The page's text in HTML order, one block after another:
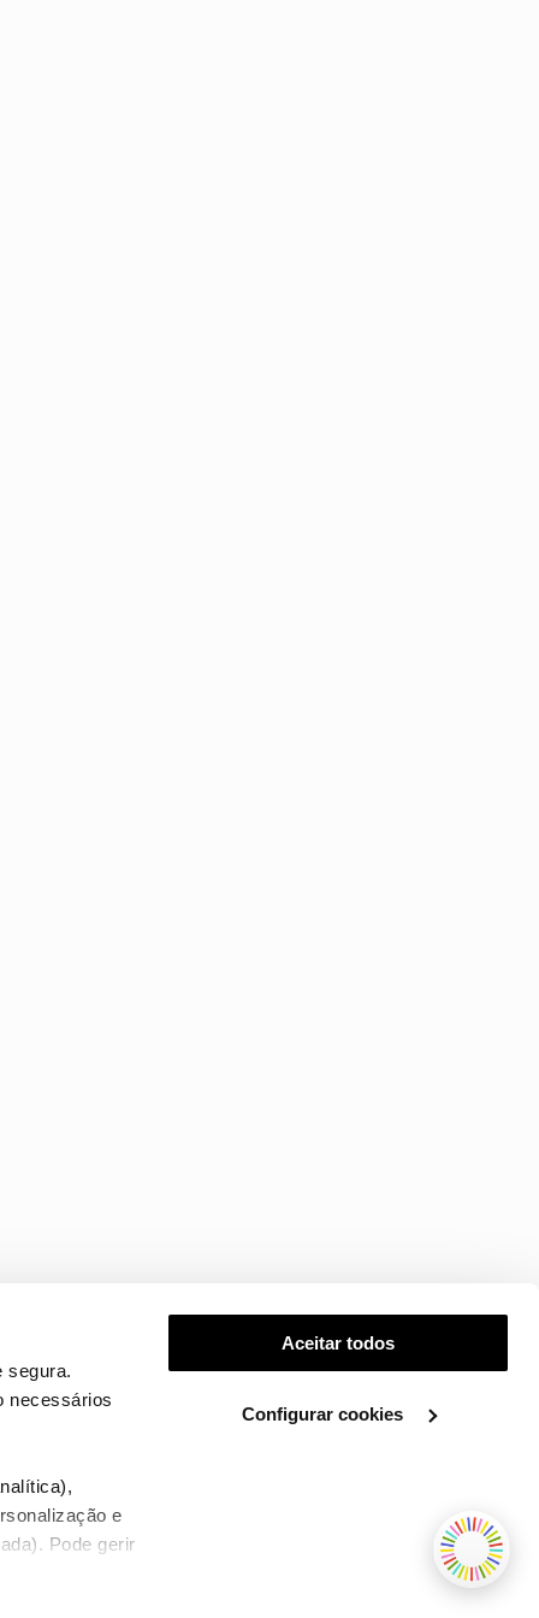
segura.
necessários
e
Pode gerir
Aceitar todos
Configurar cookies